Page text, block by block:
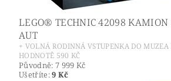
LEGO® TECHNIC 42098 KAMION
AUT
+ VOLNÁ RODINNÁ VSTUPENKA DO MUZEA
HODNOTĚ 590 KČ
Původně: 7 999 Kč
Ušetříte:9 Kč